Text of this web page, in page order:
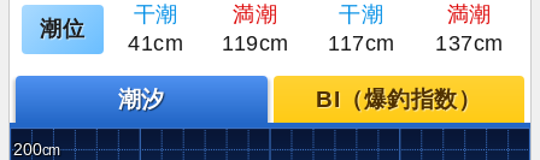
潮位
干潮 満潮 干潮
満潮
41cm
119cm 117cm 137cm
潮汐 BI（爆釣指数）
200